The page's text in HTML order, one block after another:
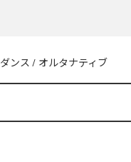
ダンス / オルタナティブ